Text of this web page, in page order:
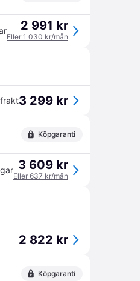
2 991 kr
Eller 1 030 kr/mån
3 299 kr
Köpgaranti
3 609 kr
Eller 637 kr/mån
2 822 kr
Köpgaranti